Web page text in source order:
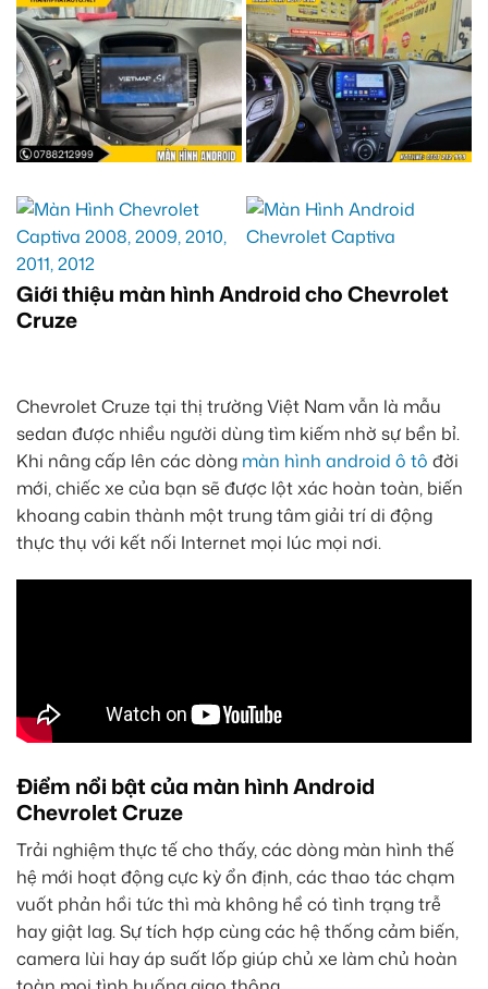
Giới thiệu màn hình Android cho Chevrolet
Cruze
Chevrolet Cruze tại thị trường Việt Nam vẫn là mẫu
sedan được nhiều người dùng tìm kiếm nhờ sự bền bỉ.
Khi nâng cấp lên các dòng màn hình android ô tô đời
mới, chiếc xe của bạn sẽ được lột xác hoàn toàn, biến
khoang cabin thành một trung tâm giải trí di động
thực thụ với kết nối Internet mọi lúc mọi nơi.
Điểm nổi bật của màn hình Android
Chevrolet Cruze
Trải nghiệm thực tế cho thấy, các dòng màn hình thế
hệ mới hoạt động cực kỳ ổn định, các thao tác chạm
vuốt phản hồi tức thì mà không hề có tình trạng trễ
hay giật lag. Sự tích hợp cùng các hệ thống cảm biến,
camera lùi hay áp suất lốp giúp chủ xe làm chủ hoàn